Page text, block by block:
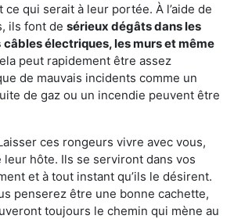
ce qui serait à leur portée. À l’aide de
ils font de sérieux dégâts dans les
câbles électriques, les murs et même
peut rapidement être assez
de mauvais incidents comme un
de gaz ou un incendie peuvent être
ces rongeurs vivre avec vous,
leur hôte. Ils se serviront dans vos
et à tout instant qu’ils le désirent.
penserez être une bonne cachette,
toujours le chemin qui mène au